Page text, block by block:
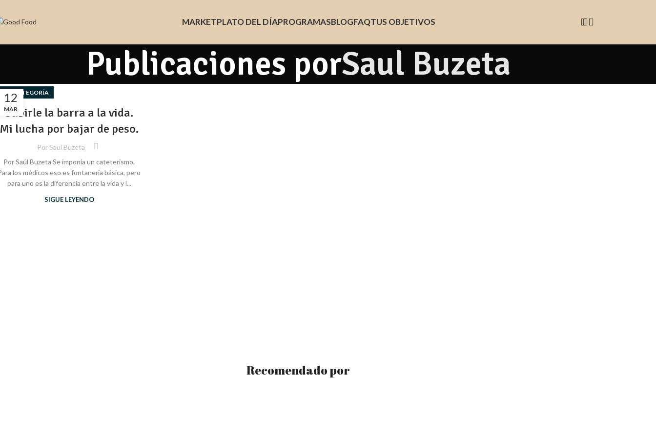
MARKETPLATO DEL DÍAPROGRAMASBLOGFAQTUS OBJETIVOS
Publicaciones porSaul Buzeta
12
MAR
SIN CATEGORÍA
​​Subirle la barra a la vida.
Mi lucha por bajar de peso.
PorSaul Buzeta
Por Saúl Buzeta Se imponía un cateterismo.
los médicos eso es fontanería básica, pero
para uno es la diferencia entre la vida y l...
SIGUE LEYENDO
Recomendado por